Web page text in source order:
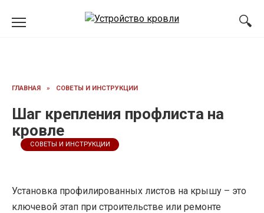
ГЛАВНАЯ » СОВЕТЫ И ИНСТРУКЦИИ
Шаг крепления профлиста на
кровле
СОВЕТЫ И ИНСТРУКЦИИ
Установка профилированных листов на крышу – это
ключевой этап при строительстве или ремонте